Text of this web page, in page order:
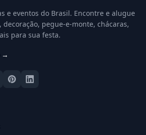
e eventos do Brasil. Encontre e alugue
pegue-e-monte, chácaras,
para sua festa.
→